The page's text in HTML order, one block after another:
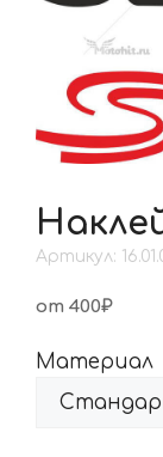
Артикул:
от 400₽
Материал